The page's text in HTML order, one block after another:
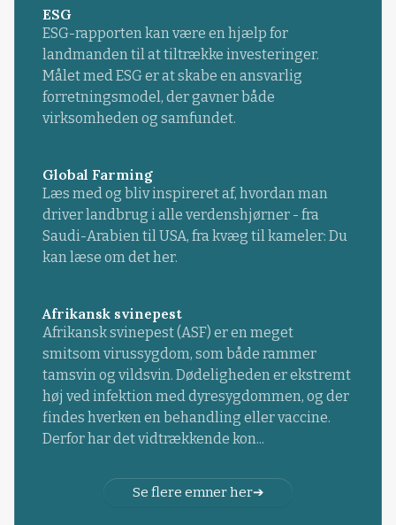
ESG
ESG-rapporten kan være en hjælp for
landmanden til at tiltrække investeringer.
Målet med ESG er at skabe en ansvarlig
forretningsmodel, der gavner både
virksomheden og samfundet.
Global Farming
Læs med og bliv inspireret af, hvordan man
driver landbrug i alle verdenshjørner - fra
Saudi-Arabien til USA, fra kvæg til kameler: Du
kan læse om det her.
Afrikansk svinepest
Afrikansk svinepest (ASF) er en meget
smitsom virussygdom, som både rammer
tamsvin og vildsvin. Dødeligheden er ekstremt
høj ved infektion med dyresygdommen, og der
findes hverken en behandling eller vaccine.
Derfor har det vidtrækkende kon...
Se flere emner her